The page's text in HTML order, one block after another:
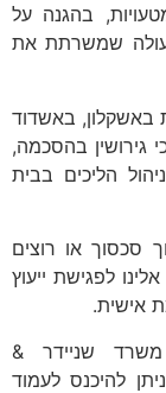
בהגנה על
שמשרתת את
באשקלון, באשדוד
גירושין בהסכמה,
הליכים בבית
סכסוך או רוצים
לפגישת ייעוץ
אישית.
שניידר &
להיכנס לעמוד